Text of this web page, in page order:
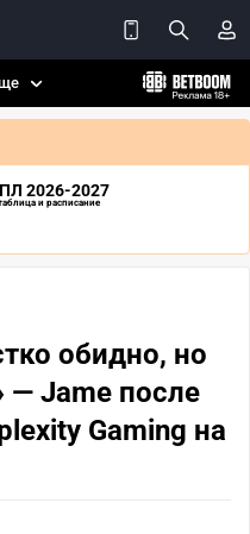
2026-2027
и расписание
обидно, но
— Jame после
Gaming на